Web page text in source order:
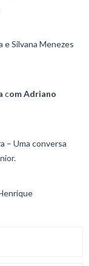
Silvana Menezes
com Adriano
– Uma conversa